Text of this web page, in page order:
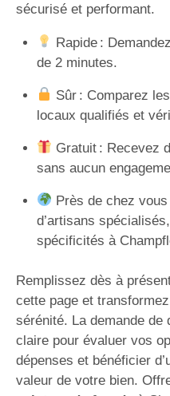
sécurisé et performant.
Rapide :
de 2 minutes.
Sûr : Comparez
locaux qualifiés et
Gratuit : Recevez
sans aucun
Près de chez vous
d’artisans
spécificités à
Remplissez dès à
cette page et
sérénité. La demande
claire pour évaluer vos
dépenses et bénéficier
valeur de votre bien.